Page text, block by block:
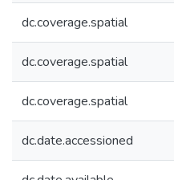
dc.coverage.spatial
dc.coverage.spatial
dc.coverage.spatial
dc.date.accessioned